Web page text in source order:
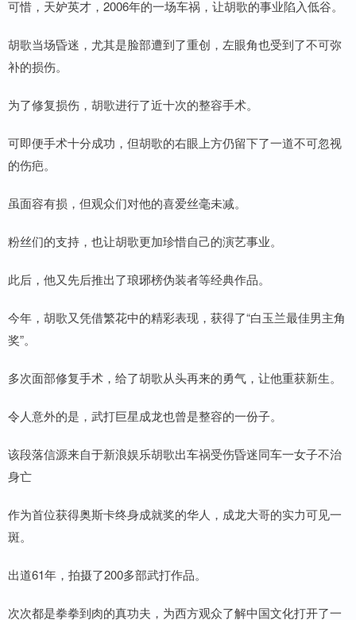
可惜，天妒英才，2006年的一场车祸，让胡歌的事业陷入低谷。
胡歌当场昏迷，尤其是脸部遭到了重创，左眼角也受到了不可弥
补的损伤。
为了修复损伤，胡歌进行了近十次的整容手术。
可即便手术十分成功，但胡歌的右眼上方仍留下了一道不可忽视
的伤疤。
虽面容有损，但观众们对他的喜爱丝毫未减。
粉丝们的支持，也让胡歌更加珍惜自己的演艺事业。
此后，他又先后推出了琅琊榜伪装者等经典作品。
今年，胡歌又凭借繁花中的精彩表现，获得了“白玉兰最佳男主角
奖”。
多次面部修复手术，给了胡歌从头再来的勇气，让他重获新生。
令人意外的是，武打巨星成龙也曾是整容的一份子。
该段落信源来自于新浪娱乐胡歌出车祸受伤昏迷同车一女子不治
身亡
作为首位获得奥斯卡终身成就奖的华人，成龙大哥的实力可见一
斑。
出道61年，拍摄了200多部武打作品。
次次都是拳拳到肉的真功夫，为西方观众了解中国文化打开了一